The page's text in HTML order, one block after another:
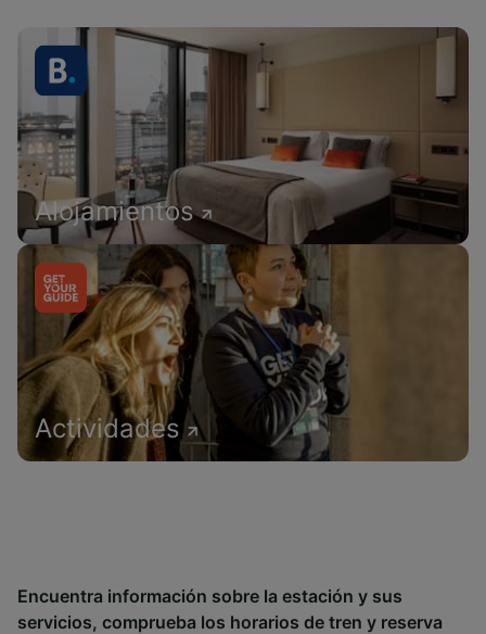
Alojamientos
Actividades
Encuentra información sobre la estación y sus
servicios, comprueba los horarios de tren y reserva